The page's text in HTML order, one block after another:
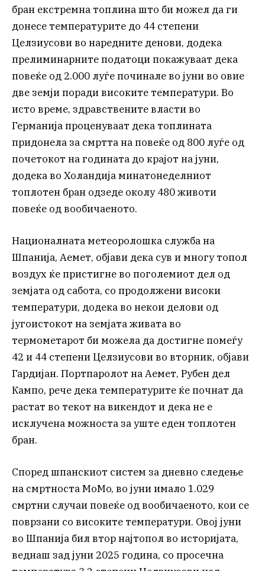
бран екстремна топлина што би можел да ги
донесе температурите до 44 степени
Целзиусови во наредните денови, додека
прелиминарните податоци покажуваат дека
повеќе од 2.000 луѓе починале во јуни во овие
две земји поради високите температури. Во
исто време, здравствените власти во
Германија проценуваат дека топлината
придонела за смртта на повеќе од 800 луѓе од
почетокот на годината до крајот на јуни,
додека во Холандија минатонеделниот
топлотен бран одзеде околу 480 животи
повеќе од вообичаеното.
Националната метеоролошка служба на
Шпанија, Аемет, објави дека сув и многу топол
воздух ќе пристигне во поголемиот дел од
земјата од сабота, со продолжени високи
температури, додека во некои делови од
југоистокот на земјата живата во
термометарот би можела да достигне помеѓу
42 и 44 степени Целзиусови во вторник, објави
Гардијан. Портпаролот на Аемет, Рубен дел
Кампо, рече дека температурите ќе почнат да
растат во текот на викендот и дека не е
исклучена можноста за уште еден топлотен
бран.
Според шпанскиот систем за дневно следење
на смртноста MoMo, во јуни имало 1.029
смртни случаи повеќе од вообичаеното, кои се
поврзани со високите температури. Овој јуни
во Шпанија бил втор најтопол во историјата,
веднаш зад јуни 2025 година, со просечна